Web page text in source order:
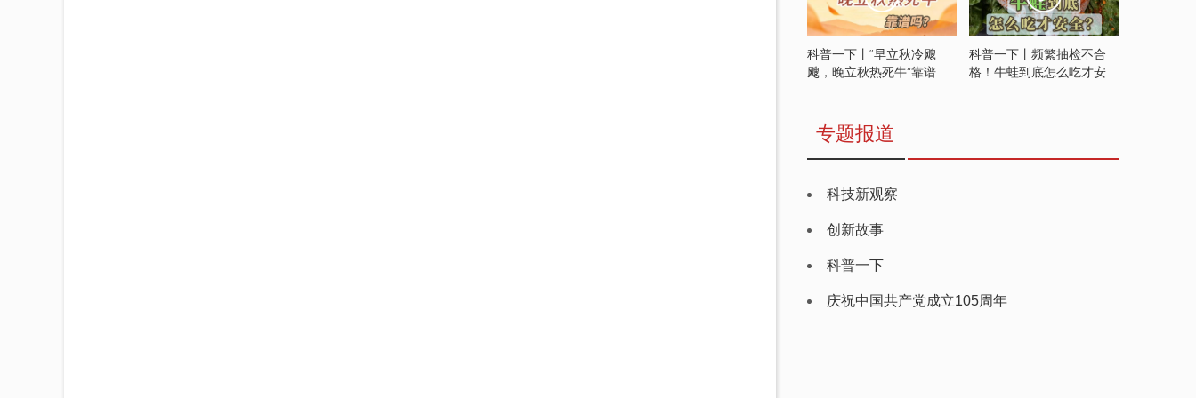
科普一下丨“早立秋冷飕
飕，晚立秋热死牛”靠谱
科普一下丨频繁抽检不合
格！牛蛙到底怎么吃才安
专题报道
科技新观察
创新故事
科普一下
庆祝中国共产党成立105周年